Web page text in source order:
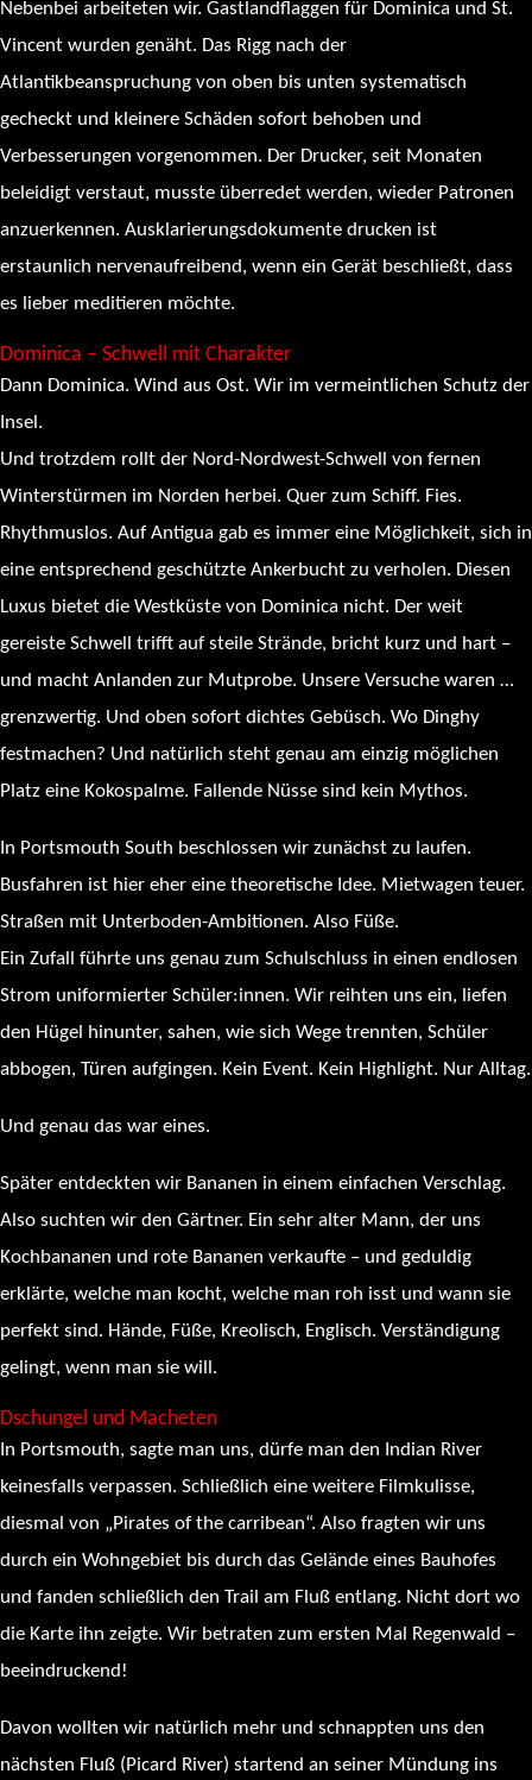
Nebenbei arbeiteten wir. Gastlandflaggen für Dominica und St.
Vincent wurden genäht. Das Rigg nach der
Atlantikbeanspruchung von oben bis unten systematisch
gecheckt und kleinere Schäden sofort behoben und
Verbesserungen vorgenommen. Der Drucker, seit Monaten
beleidigt verstaut, musste überredet werden, wieder Patronen
anzuerkennen. Ausklarierungsdokumente drucken ist
erstaunlich nervenaufreibend, wenn ein Gerät beschließt, dass
es lieber meditieren möchte.
Dominica – Schwell mit Charakter
Dann Dominica. Wind aus Ost. Wir im vermeintlichen Schutz der
Insel.
Und trotzdem rollt der Nord-Nordwest-Schwell von fernen
Winterstürmen im Norden herbei. Quer zum Schiff. Fies.
Rhythmuslos. Auf Antigua gab es immer eine Möglichkeit, sich in
eine entsprechend geschützte Ankerbucht zu verholen. Diesen
Luxus bietet die Westküste von Dominica nicht. Der weit
gereiste Schwell trifft auf steile Strände, bricht kurz und hart –
und macht Anlanden zur Mutprobe. Unsere Versuche waren …
grenzwertig. Und oben sofort dichtes Gebüsch. Wo Dinghy
festmachen? Und natürlich steht genau am einzig möglichen
Platz eine Kokospalme. Fallende Nüsse sind kein Mythos.
In Portsmouth South beschlossen wir zunächst zu laufen.
Busfahren ist hier eher eine theoretische Idee. Mietwagen teuer.
Straßen mit Unterboden-Ambitionen. Also Füße.
Ein Zufall führte uns genau zum Schulschluss in einen endlosen
Strom uniformierter Schüler:innen. Wir reihten uns ein, liefen
den Hügel hinunter, sahen, wie sich Wege trennten, Schüler
abbogen, Türen aufgingen. Kein Event. Kein Highlight. Nur Alltag.
Und genau das war eines.
Später entdeckten wir Bananen in einem einfachen Verschlag.
Also suchten wir den Gärtner. Ein sehr alter Mann, der uns
Kochbananen und rote Bananen verkaufte – und geduldig
erklärte, welche man kocht, welche man roh isst und wann sie
perfekt sind. Hände, Füße, Kreolisch, Englisch. Verständigung
gelingt, wenn man sie will.
Dschungel und Macheten
In Portsmouth, sagte man uns, dürfe man den Indian River
keinesfalls verpassen. Schließlich eine weitere Filmkulisse,
diesmal von „Pirates of the carribean“. Also fragten wir uns
durch ein Wohngebiet bis durch das Gelände eines Bauhofes
und fanden schließlich den Trail am Fluß entlang. Nicht dort wo
die Karte ihn zeigte. Wir betraten zum ersten Mal Regenwald –
beeindruckend!
Davon wollten wir natürlich mehr und schnappten uns den
nächsten Fluß (Picard River) startend an seiner Mündung ins